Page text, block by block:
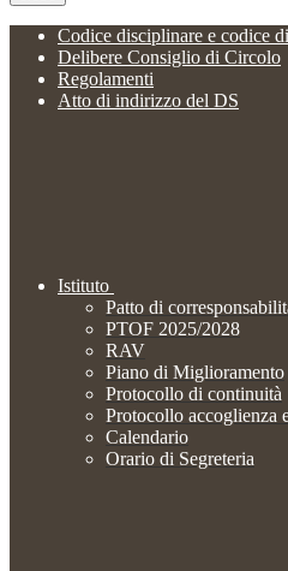
Codice disciplinare e codice
Delibere Consiglio di Circolo
Regolamenti
Atto di indirizzo del DS
Istituto
Patto di
PTOF 2025/2028
RAV
Piano di Miglioramento
Protocollo di continuità
Protocollo accoglienza
Calendario
Orario di Segreteria